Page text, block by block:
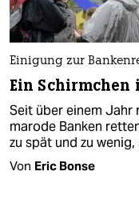
Einigung zur
Ein Schirmchen
Seit über einem Jahr
marode Banken
zu spät und zu
Von Eric Bonse